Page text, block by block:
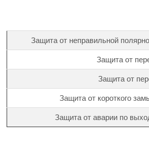
Защита от неправильной
Защита от
Защита от
Защита от короткого
Защита от аварии по